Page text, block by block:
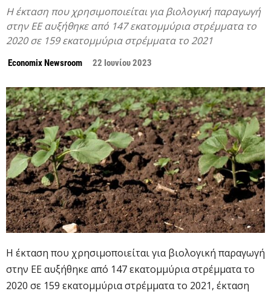
Η έκταση που χρησιμοποιείται για βιολογική παραγωγή
στην ΕΕ αυξήθηκε από 147 εκατομμύρια στρέμματα το
2020 σε 159 εκατομμύρια στρέμματα το 2021
Economix Newsroom 22 Ιουνίου 2023
Η έκταση που χρησιμοποιείται για βιολογική παραγωγή
στην ΕΕ αυξήθηκε από 147 εκατομμύρια στρέμματα το
2020 σε 159 εκατομμύρια στρέμματα το 2021, έκταση